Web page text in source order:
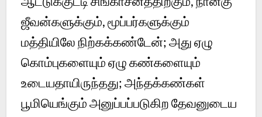
ஜீவன்களுக்கும், மூப்பர்களுக்கும்
மத்தியிலே நிற்கக்கண்டேன்; அது ஏழு
கொம்புகளையும் ஏழு கண்களையும்
உடையதாயிருந்தது; அந்தக்கண்கள்
பூமியெங்கும் அனுப்பப்படுகிற தேவனுடைய